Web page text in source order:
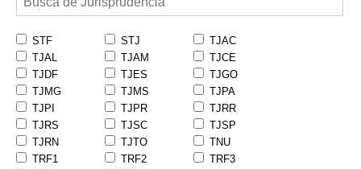
STF STJ
TJAC
TJAL
TJAM
TJCE
TJDF
TJES
TJGO
TJMG
TJMS
TJPA
TJPI
TJPR
TJRR
TJRS
TJSC
TJSP
TJRN
TJTO
TNU
TRF1
TRF2
TRF3